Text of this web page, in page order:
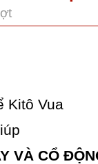
Kitô Vua
VÀ CỔ